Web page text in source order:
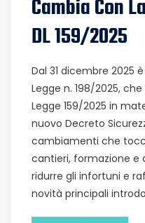
Cambia Con
DL 159/2025
Dal 31 dicembre 2025
Legge n. 198/2025,
Legge 159/2025 in
nuovo Decreto
cambiamenti che
cantieri, formazione e
ridurre gli infortuni e
novità principali